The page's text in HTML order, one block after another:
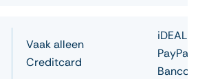
Vaak alleen
Creditcard
iDEAL
PayPal,